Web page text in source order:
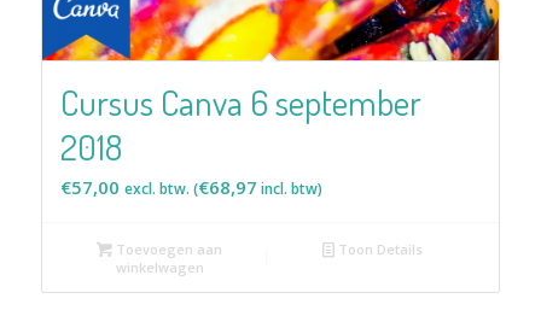
Cursus Canva 6 september
2018
€57,00 excl. btw. (€68,97 incl. btw)
Toevoegen aan
winkelwagen
Toon Details